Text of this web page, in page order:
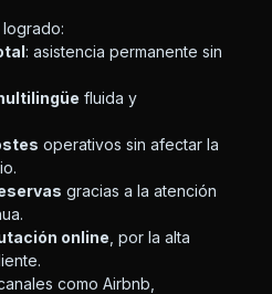
: asistencia permanente sin
fluida y
operativos sin afectar la
gracias a la atención
online , por la alta
como Airbnb,